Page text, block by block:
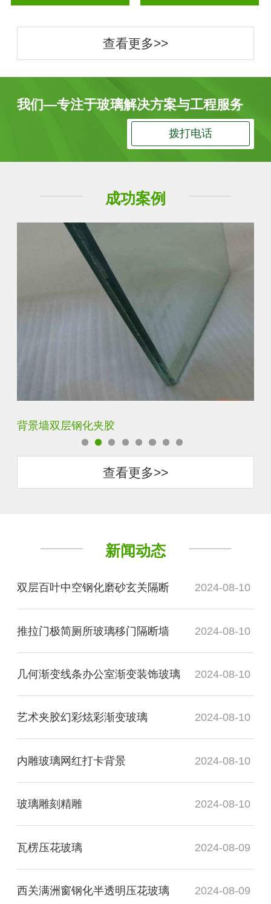
查看更多>>
我们—专注于玻璃解决方案与工程服务
拨打电话
成功案例
背景墙双层钢化夹胶
查看更多>>
新闻动态
双层百叶中空钢化磨砂玄关隔断 2024-08-10
推拉门极简厕所玻璃移门隔断墙 2024-08-10
几何渐变线条办公室渐变装饰玻璃 2024-08-10
艺术夹胶幻彩炫彩渐变玻璃 2024-08-10
内雕玻璃网红打卡背景 2024-08-10
玻璃雕刻精雕 2024-08-10
瓦楞压花玻璃 2024-08-09
西关满洲窗钢化半透明压花玻璃 2024-08-09